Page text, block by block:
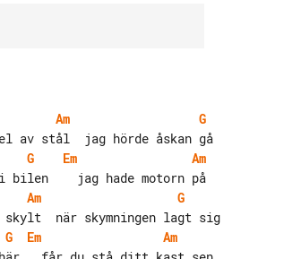
Am
G
G
Em
Am
Am
G
G
Em
Am